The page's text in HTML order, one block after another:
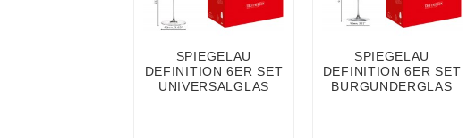
SPIEGELAU
DEFINITION 6ER SET
UNIVERSALGLAS
SPIEGELAU
DEFINITION 6ER SET
BURGUNDERGLAS